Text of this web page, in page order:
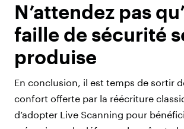
N’attendez pas
faille de sécurité
produise
En conclusion, il est temps de sortir
confort offerte par la réécriture
d’adopter Live Scanning pour